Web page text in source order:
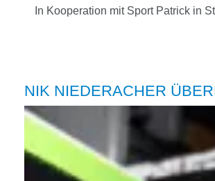
In Kooperation mit Sport Patrick in
NIK NIEDERACHER